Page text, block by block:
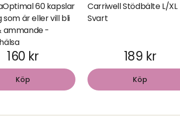
60 kapslar
som är eller vill bli
ammande -
160 kr
Köp
Carriwell Stödbälte L/XL
Svart
189 kr
Köp